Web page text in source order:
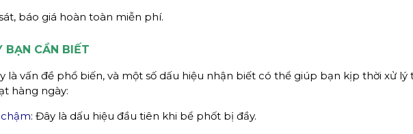
báo giá hoàn toàn miễn phí.
BẠN CẦN BIẾT
là vấn đề phổ biến, và một số dấu hiệu nhận biết có thể giúp bạn kịp thời xử lý
hàng ngày:
: Đây là dấu hiệu đầu tiên khi bể phốt bị đầy.